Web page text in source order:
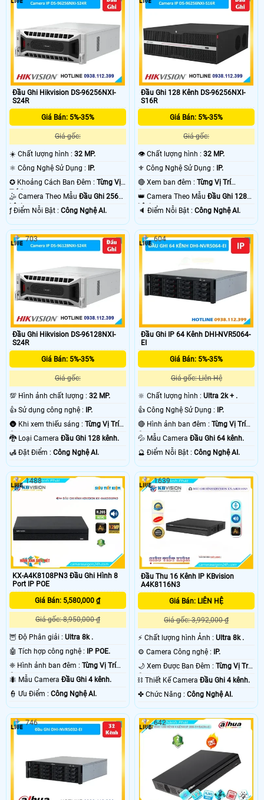
Đầu Ghi Hikvision DS-96256NXI-
S24R
Giá Bán: 5%-35%
Giá gốc:
☀️ Chất lượng hình : 32 MP.
⚛️ Công Nghệ Sử Dụng : IP.
✪ Khoảng Cách Ban Đêm : Từng Vị
Trí Camera .
🤹 Camera Theo Mẫu Đầu Ghi 256
kênh.
️ƒ Điểm Nỗi Bật : Công Nghệ AI.
Đầu Ghi 128 Kênh DS-96256NXI-
S16R
Giá Bán: 5%-35%
Giá gốc:
👁 Chất lượng hình :32 MP.
⚜️ Công Nghệ Sử Dụng : IP.
🔴 Xem ban đêm :Từng Vị Trí
Camera .
👑 Camera Theo MẫuĐầu Ghi 128
kênh.
️🔈 Điểm Nỗi Bật :Công Nghệ AI.
Đầu Ghi Hikvision DS-96128NXI-
S24R
Giá Bán: 5%-35%
Giá gốc:
💯 Hình ảnh chất lượng : 32 MP.
👍 Sử dụng công nghệ : IP.
🌚 Khi xem thiếu sáng : Từng Vị Trí
Camera .
🐉️ Loại Camera Đầu Ghi 128 kênh.
️🛃 Đặt Điểm : Công Nghệ AI.
703
Đầu Ghi IP 64 Kênh DHI-NVR5064-
EI
Giá Bán: 5%-35%
Giá gốc: Liên Hệ
🔆 Chất lượng hình :Ultra 2k + .
👍 Công Nghệ Sử Dụng : IP.
🔴 Hình ảnh ban đêm :Từng Vị Trí
Camera .
💦 Mẫu CameraĐầu Ghi 64 kênh.
️🔮 Điểm Nỗi Bật :Công Nghệ AI.
604
KX-A4K8108PN3 Đầu Ghi Hình 8
Port IP POE
Giá Bán: 5,580,000 ₫
Giá gốc: 8,950,000 ₫
🦉 Độ Phân giải : Ultra 8k .
🤖️ Tích hợp công nghệ :
IP POE.
❈ Hình ảnh ban đêm : Từng Vị Trí
Camera .
🐜 Mẫu Camera Đầu Ghi 4 kênh.
️👮 Ưu Điểm : Công Nghệ AI.
1488
Đầu Thu 16 Kênh IP KBvision
A4K8116N3
Giá Bán: LIÊN HỆ
Giá gốc: 3,992,000 ₫
️⚡ Chất lượng hình Ảnh :Ultra 8k .
⚙ Camera Công nghệ :
IP.
🌙 Xem Được Ban Đêm :Từng Vị Trí
Camera .
⛓ Thiết Kế CameraĐầu Ghi 4 kênh.
️✤ Chức Năng :Công Nghệ AI.
1639
746 642